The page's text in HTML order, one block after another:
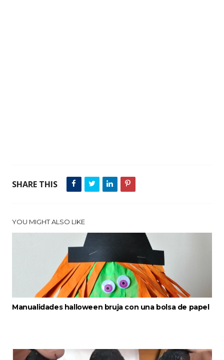
SHARE THIS
YOU MIGHT ALSO LIKE
Manualidades halloween bruja con una bolsa de papel